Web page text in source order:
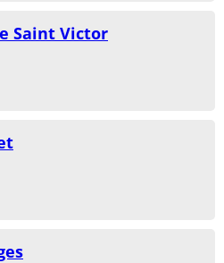
Saint Victor